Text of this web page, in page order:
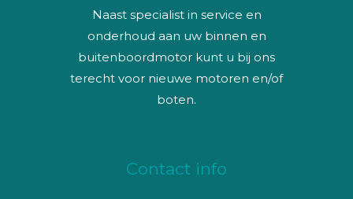
Naast specialist in service en
onderhoud aan uw binnen en
buitenboordmotor kunt u bij ons
terecht voor nieuwe motoren en/of
boten.
Contact info